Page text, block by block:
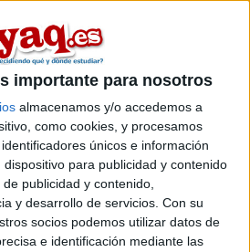
importante para nosotros
almacenamos y/o accedemos a
como cookies, y procesamos
únicos e información
para publicidad y contenido
publicidad y contenido,
y desarrollo de servicios. Con su
socios podemos utilizar datos de
e identificación mediante las